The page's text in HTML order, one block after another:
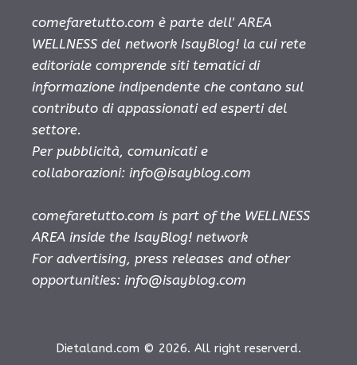
comefaretutto.com è parte dell' AREA
WELLNESS del network IsayBlog! la cui rete
editoriale comprende siti tematici di
informazione indipendente che contano sul
contributo di appassionati ed esperti del
settore.
Per pubblicità, comunicati e
collaborazioni: info@isayblog.com
comefaretutto.com is part of the WELLNESS
AREA inside the IsayBlog! network
For advertising, press releases and other
opportunities: info@isayblog.com
Dietaland.com © 2026. All right reserverd.